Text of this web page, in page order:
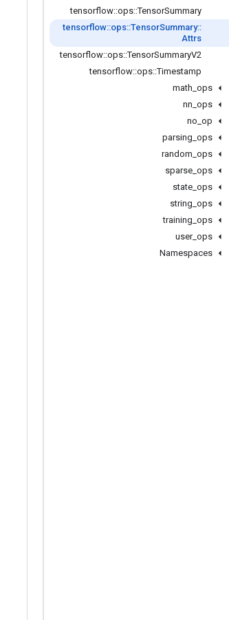
tensorflow::ops::TensorSummary
tensorflow::ops::TensorSummary::
Attrs
tensorflow::ops::TensorSummaryV2
tensorflow::ops::Timestamp
math ops
nn ops
no op
parsing ops
random ops
sparse ops
state ops
string ops
training ops
user_ ops
Namespaces